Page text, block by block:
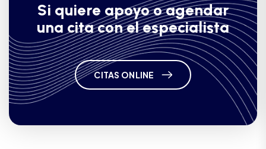
Si quiere apoyo o agendar
una cita con el especialista
CITAS ONLINE